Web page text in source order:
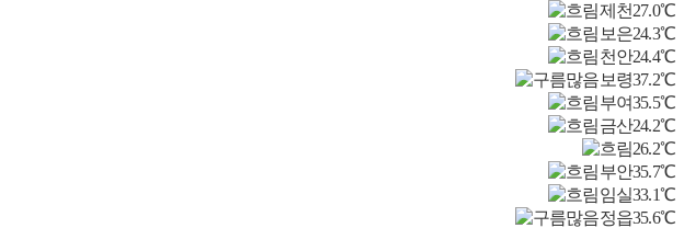
제천27.0℃
보은24.3℃
천안24.4℃
보령37.2℃
부여35.5℃
금산24.2℃
26.2℃
부안35.7℃
임실33.1℃
정읍35.6℃